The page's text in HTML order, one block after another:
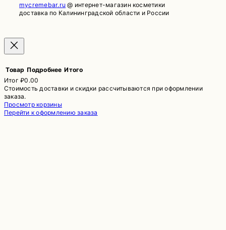
mycremebar.ru @ интернет-магазин косметики
доставка по Калининградской области и России
Товары
в
Товар Подробнее Итого
Итог₽0.00
Стоимость доставки и скидки рассчитываются при оформлении
заказа.
Просмотр корзины
Перейти к оформлению заказа